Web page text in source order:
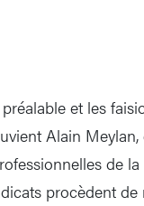
et les
Alain
de
procèdent